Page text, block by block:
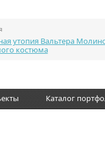
утопия Вальтера
костюма
Каталог